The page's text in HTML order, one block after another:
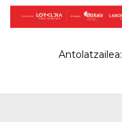
Antolatzailea: